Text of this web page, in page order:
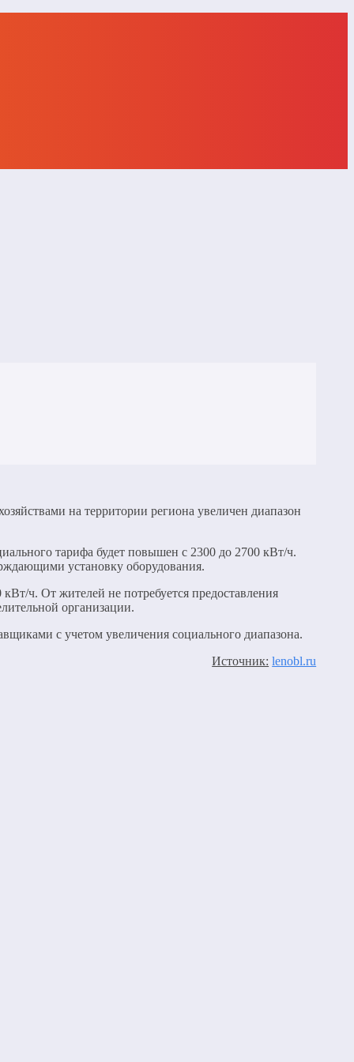
на территории региона увеличен диапазон
тарифа будет повышен с 2300 до 2700 кВт/ч.
установку оборудования.
ч. От жителей не потребуется предоставления
организации.
с учетом увеличения социального диапазона.
Источник: lenobl.ru